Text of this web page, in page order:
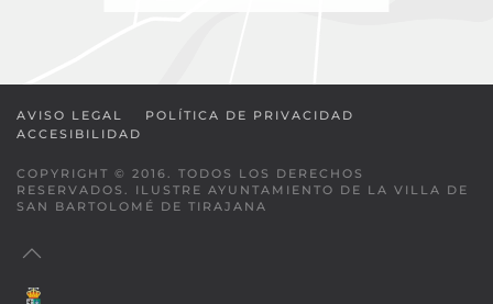
AVISO LEGAL
POLÍTICA DE PRIVACIDAD
ACCESIBILIDAD
COPYRIGHT © 2016. TODOS LOS DERECHOS
RESERVADOS. ILUSTRE AYUNTAMIENTO DE LA VILLA DE
SAN BARTOLOMÉ DE TIRAJANA